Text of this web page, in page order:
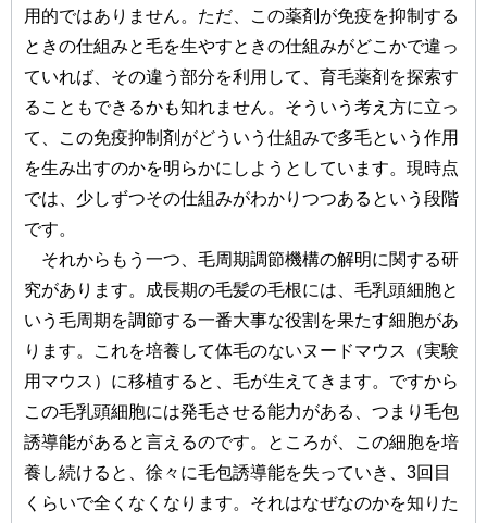
用的ではありません。ただ、この薬剤が免疫を抑制する
ときの仕組みと毛を生やすときの仕組みがどこかで違っ
ていれば、その違う部分を利用して、育毛薬剤を探索す
ることもできるかも知れません。そういう考え方に立っ
て、この免疫抑制剤がどういう仕組みで多毛という作用
を生み出すのかを明らかにしようとしています。現時点
では、少しずつその仕組みがわかりつつあるという段階
です。
それからもう一つ、毛周期調節機構の解明に関する研
究があります。成長期の毛髪の毛根には、毛乳頭細胞と
いう毛周期を調節する一番大事な役割を果たす細胞があ
ります。これを培養して体毛のないヌードマウス（実験
用マウス）に移植すると、毛が生えてきます。ですから
この毛乳頭細胞には発毛させる能力がある、つまり毛包
誘導能があると言えるのです。ところが、この細胞を培
養し続けると、徐々に毛包誘導能を失っていき、3回目
くらいで全くなくなります。それはなぜなのかを知りた